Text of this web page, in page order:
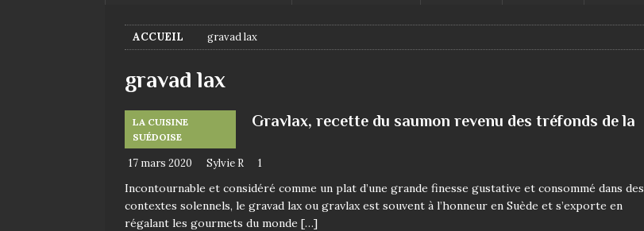
ACCUEIL gravad lax
gravad lax
LA CUISINE
SUÉDOISE
Gravlax, recette du saumon revenu des tréfonds de la
terre
17 mars 2020 Sylvie R 1
Incontournable et considéré comme un plat d’une grande finesse gustative et consommé dans des
contextes solennels, le gravad lax ou gravlax est souvent à l’honneur en Suède et s’exporte en
régalant les gourmets du monde […]